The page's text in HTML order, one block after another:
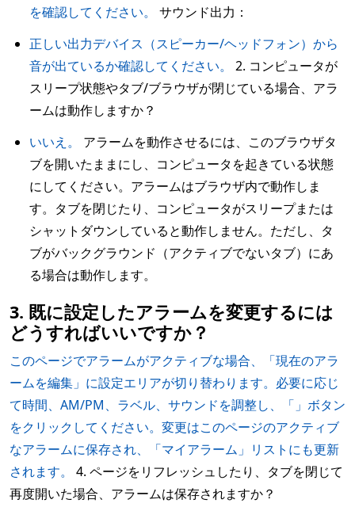
を確認してください。
サウンド出力：
正しい出力デバイス（スピーカー/ヘッドフォン）から
音が出ているか確認してください。
2. コンピュータが
スリープ状態やタブ/ブラウザが閉じている場合、アラ
ームは動作しますか？
いいえ。
アラームを動作させるには、このブラウザタ
ブを開いたままにし、コンピュータを起きている状態
にしてください。アラームはブラウザ内で動作しま
す。タブを閉じたり、コンピュータがスリープまたは
シャットダウンしていると動作しません。ただし、タ
ブがバックグラウンド（アクティブでないタブ）にあ
る場合は動作します。
3. 既に設定したアラームを変更するには
どうすればいいですか？
このページでアラームがアクティブな場合、「現在のアラ
ームを編集」に設定エリアが切り替わります。必要に応じ
て時間、AM/PM、ラベル、サウンドを調整し、「」ボタン
をクリックしてください。変更はこのページのアクティブ
なアラームに保存され、「マイアラーム」リストにも更新
されます。
4. ページをリフレッシュしたり、タブを閉じて
再度開いた場合、アラームは保存されますか？